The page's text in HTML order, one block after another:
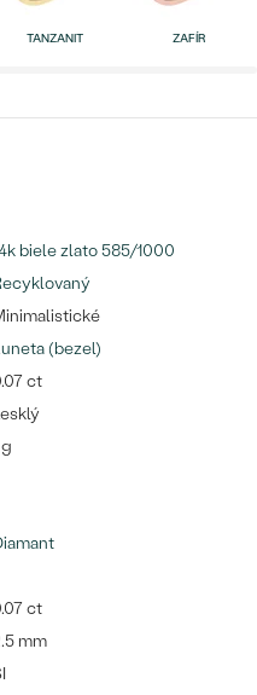
TANZANIT ZAFÍR
biele zlato 585/1000
(bezel)
ct
g
ct
mm